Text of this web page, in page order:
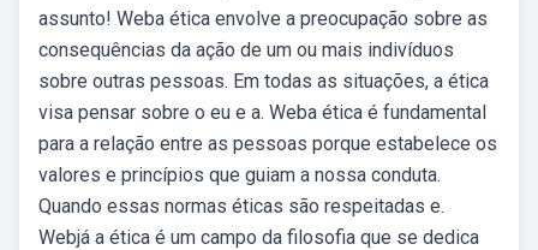
assunto! Weba ética envolve a preocupação sobre as
consequências da ação de um ou mais indivíduos
sobre outras pessoas. Em todas as situações, a ética
visa pensar sobre o eu e a. Weba ética é fundamental
para a relação entre as pessoas porque estabelece os
valores e princípios que guiam a nossa conduta.
Quando essas normas éticas são respeitadas e.
Webjá a ética é um campo da filosofia que se dedica